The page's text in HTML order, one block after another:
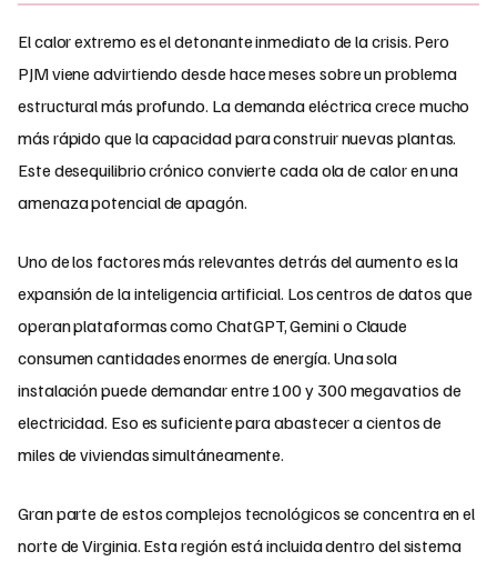
El calor extremo es el detonante inmediato de la crisis. Pero
PJM viene advirtiendo desde hace meses sobre un problema
estructural más profundo. La demanda eléctrica crece mucho
más rápido que la capacidad para construir nuevas plantas.
Este desequilibrio crónico convierte cada ola de calor en una
amenaza potencial de apagón.
Uno de los factores más relevantes detrás del aumento es la
expansión de la inteligencia artificial. Los centros de datos que
operan plataformas como ChatGPT, Gemini o Claude
consumen cantidades enormes de energía. Una sola
instalación puede demandar entre 100 y 300 megavatios de
electricidad. Eso es suficiente para abastecer a cientos de
miles de viviendas simultáneamente.
Gran parte de estos complejos tecnológicos se concentra en el
norte de Virginia. Esta región está incluida dentro del sistema